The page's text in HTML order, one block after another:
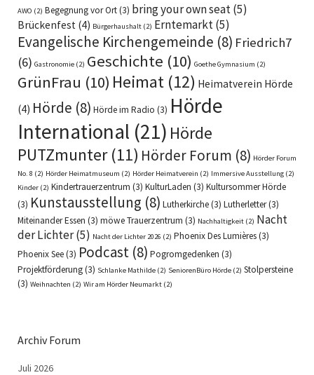
AWO (2) Begegnung vor Ort(3) bring your own seat(5)
Brückenfest (4) Bürgerhaushalt (2) Erntemarkt(5)
Evangelische Kirchengemeinde (8) Friedrich7
(6) Gastronomie (2) Geschichte (10) Goethe Gymnasium (2)
GrünFrau (10) Heimat (12) Heimatverein Hörde
(4) Hörde (8) Hörde im Radio (3) Hörde
International (21) Hörde
PUTZmunter(11) Hörder Forum (8) Hörder Forum
No. 8 (2) Hörder Heimatmuseum (2) Hörder Heimatverein (2) Immersive Ausstellung (2)
Kinder (2) Kindertrauerzentrum (3) KulturLaden (3) Kultursommer Hörde
(3) Kunstausstellung (8) Lutherkirche(3) Lutherletter(3)
Miteinander Essen (3) möwe Trauerzentrum (3) Nachhaltigkeit (2) Nacht
der Lichter(5) Nacht der Lichter 2026 (2) Phoenix Des Lumières(3)
Phoenix See(3) Podcast (8) Pogromgedenken (3)
Projektförderung(3) Schlanke Mathilde (2) SeniorenBüro Hörde (2) Stolpersteine
(3) Weihnachten (2) Wir am Hörder Neumarkt (2)
Archiv Forum
Juli 2026